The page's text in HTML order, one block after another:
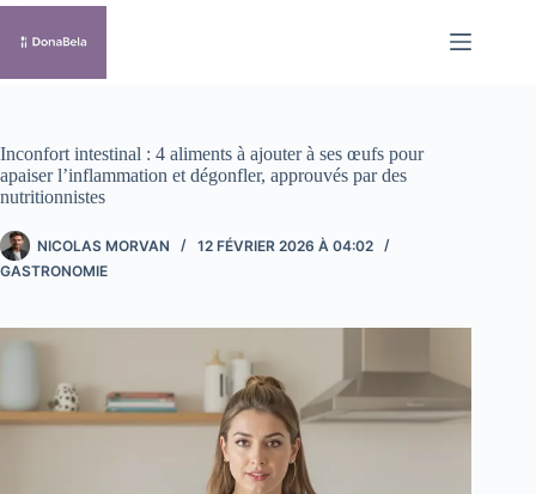
Passer
contenu
Inconfort intestinal : 4 aliments à ajouter à ses œufs pour
apaiser l’inflammation et dégonfler, approuvés par des
nutritionnistes
NICOLAS MORVAN
12 FÉVRIER 2026 À 04:02
GASTRONOMIE